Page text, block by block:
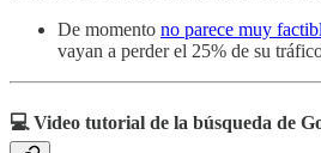
De momento no parece muy
vayan a perder el 25% de su
💻 Video tutorial de la búsqueda de